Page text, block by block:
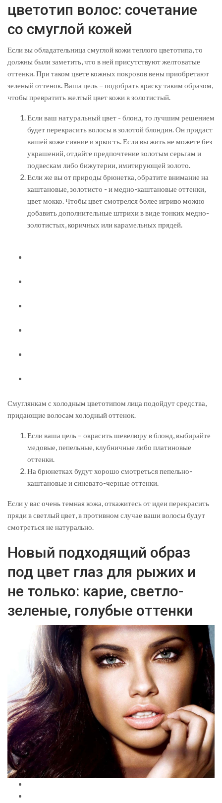
цветотип волос: сочетание
со смуглой кожей
Если вы обладательница смуглой кожи теплого цветотипа, то
должны были заметить, что в ней присутствуют желтоватые
оттенки. При таком цвете кожных покровов вены приобретают
зеленый оттенок. Ваша цель – подобрать краску таким образом,
чтобы превратить желтый цвет кожи в золотистый.
Если ваш натуральный цвет - блонд, то лучшим решением
будет перекрасить волосы в золотой блондин. Он придаст
вашей коже сияние и яркость. Если вы жить не можете без
украшений, отдайте предпочтение золотым серьгам и
подвескам либо бижутерии, имитирующей золото.
Если же вы от природы брюнетка, обратите внимание на
каштановые, золотисто - и медно-каштановые оттенки,
цвет мокко. Чтобы цвет смотрелся более игриво можно
добавить дополнительные штрихи в виде тонких медно-
золотистых, коричных или карамельных прядей.
Смуглянкам с холодным цветотипом лица подойдут средства,
придающие волосам холодный оттенок.
Если ваша цель – окрасить шевелюру в блонд, выбирайте
медовые, пепельные, клубничные либо платиновые
оттенки.
На брюнетках будут хорошо смотреться пепельно-
каштановые и синевато-черные оттенки.
Если у вас очень темная кожа, откажитесь от идеи перекрасить
пряди в светлый цвет, в противном случае ваши волосы будут
смотреться не натурально.
Новый подходящий образ
под цвет глаз для рыжих и
не только: карие, светло-
зеленые, голубые оттенки